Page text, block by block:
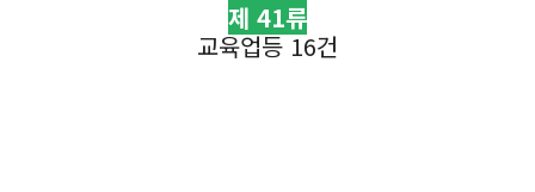
제 41류
교육업등 16건